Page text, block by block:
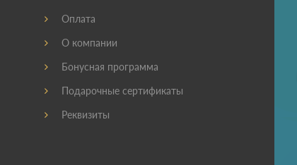
Оплата
О компании
Бонусная программа
Подарочные сертификаты
Реквизиты